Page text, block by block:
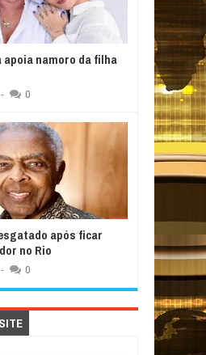
apoia namoro da filha
- 0
após ficar
no Rio
- 0